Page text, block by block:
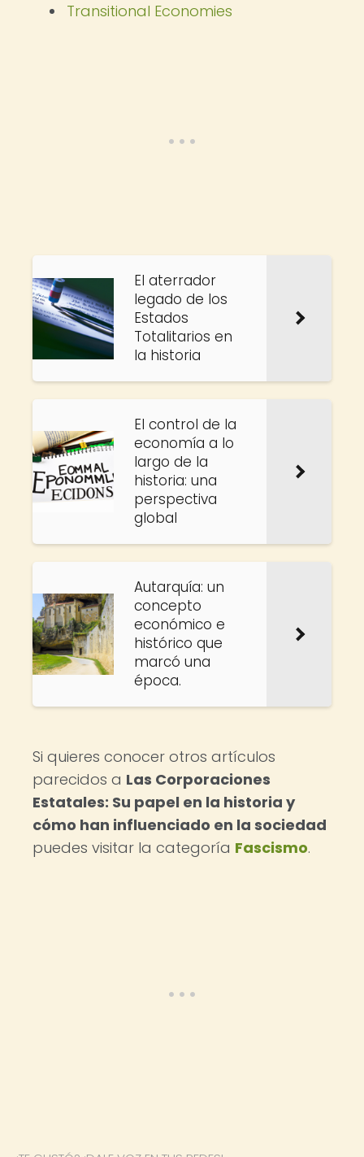
Transitional Economies
El aterrador
legado de los
Estados
Totalitarios en
la historia
El control de la
economía a lo
largo de la
historia: una
perspectiva
global
Autarquía: un
concepto
económico e
histórico que
marcó una
época.
Si quieres conocer otros artículos
parecidos a Las Corporaciones
Estatales: Su papel en la historia y
cómo han influenciado en la sociedad
puedes visitar la categoría Fascismo.